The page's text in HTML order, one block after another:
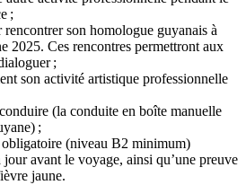
;
son homologue guyanais à
2025. Ces rencontres permettront aux
;
son activité artistique professionnelle
(la conduite en boîte manuelle
;
(niveau B2 minimum)
avant le voyage, ainsi qu’une preuve
jaune.